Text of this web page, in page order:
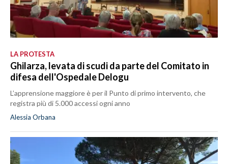
LA PROTESTA
Ghilarza, levata di scudi da parte del Comitato in
difesa dell'Ospedale Delogu
L’apprensione maggiore è per il Punto di primo intervento, che
registra più di 5.000 accessi ogni anno
Alessia Orbana